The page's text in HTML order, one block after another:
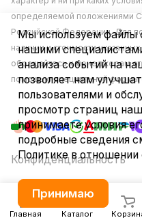
Главная Каталог
определяемой положениями
Российской Федерации. Для
наличии и стоимости
обращайтесь к менеджерам
помощью специальной формы
Конфиденциальность
Мы используем файлы
нашими
анализа событий на
позволяет нам
пользователями и
просмотр страниц
принимаете условия
подробные сведения
Политике в отношении
Принимаю